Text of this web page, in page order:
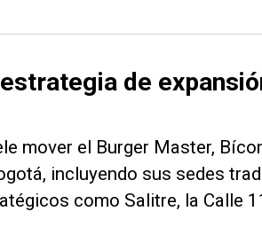
de
mover el Burger Master,
incluyendo sus sedes
como Salitre, la Calle